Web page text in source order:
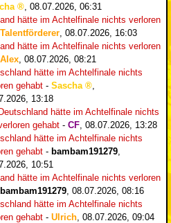
08.07.2026, 06:31
hätte im Achtelfinale nichts verloren
Talentförderer 08.07.2026, 16:03
hätte im Achtelfinale nichts verloren
Alex 08.07.2026, 08:21
hätte im Achtelfinale nichts
gehabt - Sascha
13:18
Deutschland hätte im Achtelfinale nichts
gehabt - CF 08.07.2026, 13:28
hätte im Achtelfinale nichts
gehabt - bambam191279
10:51
hätte im Achtelfinale nichts verloren
bambam191279 08.07.2026, 08:16
hätte im Achtelfinale nichts
gehabt - Ulrich 08.07.2026, 09:04